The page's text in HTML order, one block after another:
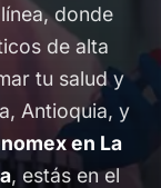
donde
de alta
tu salud y
Antioquia, y
en La
, estás en el